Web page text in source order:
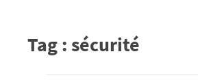
Tag : sécurité